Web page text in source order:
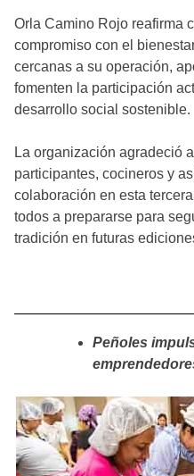
Orla Camino Rojo reafirma
compromiso con el
cercanas a su operación,
fomenten la participación
desarrollo social sostenible.
La organización agradeció
participantes, cocineros y
colaboración en esta
todos a prepararse para
tradición en futuras
Peñoles